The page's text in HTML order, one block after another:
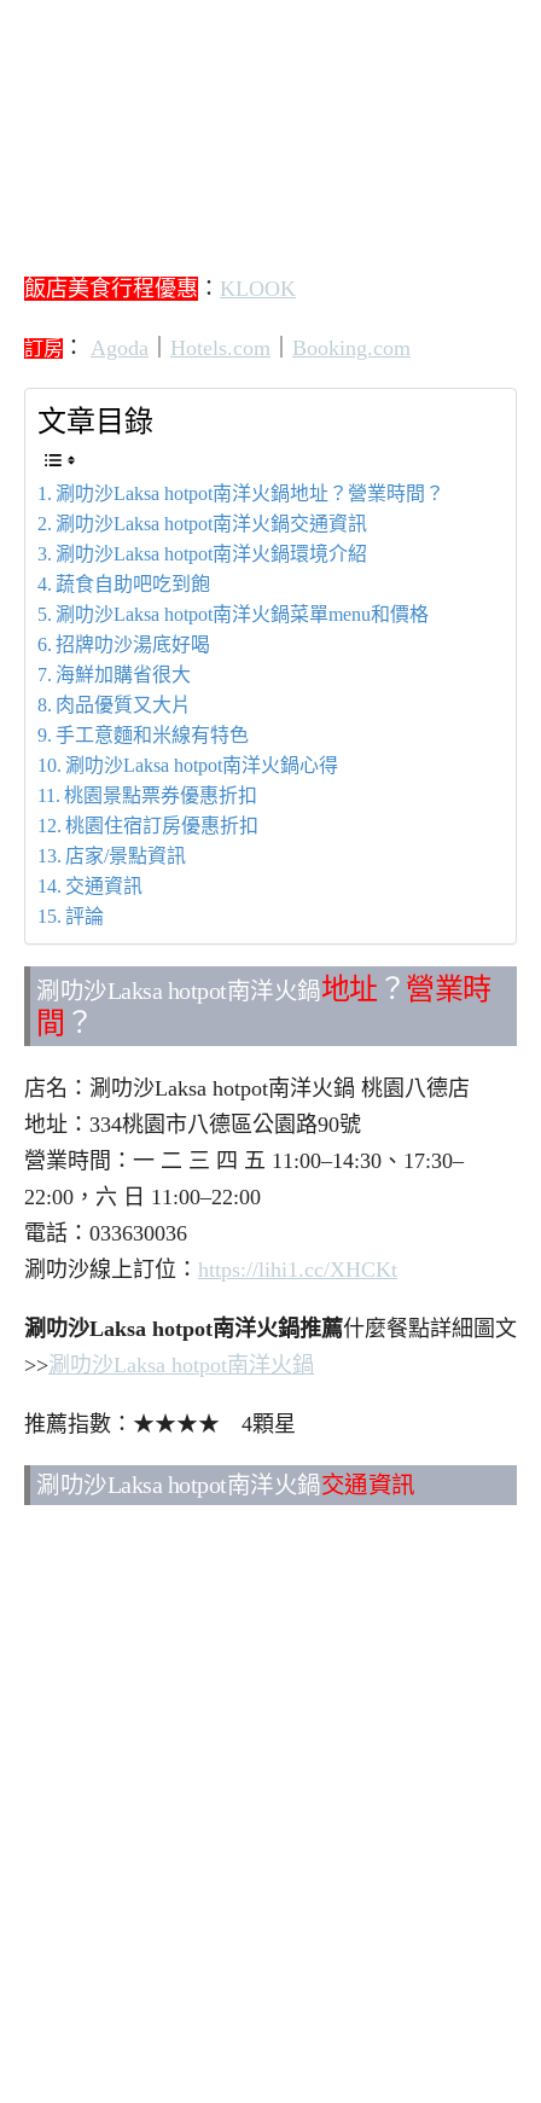
飯店美食行程優惠 ： KLOOK
訂房 ： Agoda Hotels.com Booking.com
文章目錄
涮叻沙Laksa hotpot南洋火鍋地址？營業時間？
涮叻沙Laksa hotpot南洋火鍋交通資訊
涮叻沙Laksa hotpot南洋火鍋環境介紹
蔬食自助吧吃到飽
涮叻沙Laksa hotpot南洋火鍋菜單menu和價格
招牌叻沙湯底好喝
海鮮加購省很大
肉品優質又大片
手工意麵和米線有特色
涮叻沙Laksa hotpot南洋火鍋心得
桃園景點票券優惠折扣
桃園住宿訂房優惠折扣
店家/景點資訊
交通資訊
評論
涮叻沙Laksa hotpot南洋火鍋地址 ？ 營業時
間 ？
店名：涮叻沙Laksa hotpot南洋火鍋 桃園八德店
地址：334桃園市八德區公園路90號
營業時間：一 二 三 四 五 11:00–14:30、17:30–
22:00，六 日 11:00–22:00
電話：033630036
涮叻沙線上訂位： https://lihi1.cc/XHCKt
涮叻沙Laksa hotpot南洋火鍋推薦什麼餐點詳細圖文
>>涮叻沙Laksa hotpot南洋火鍋
推薦指數：★★★★ 4顆星
涮叻沙Laksa hotpot南洋火鍋交通資訊